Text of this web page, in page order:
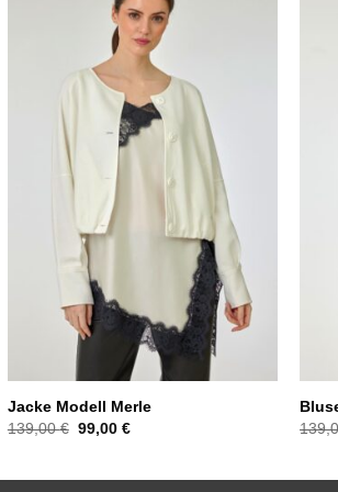
Jacke Modell Merle
139,00€ Ursprünglicher
99,00€Aktueller